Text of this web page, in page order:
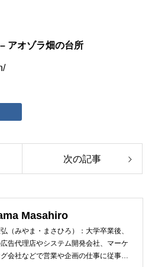
アオゾラ畑の台所
次の記事
Masahiro
（みやま・まさひろ）：大学卒業後、
告代理店やシステム開発会社、マーケ
会社などで営業や企画の仕事に従事。